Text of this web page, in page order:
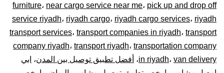
توصيل
نقل
furniture، near cargo service near me، pick up and drop off
service riyadh، riyadh cargo، riyadh cargo services، riyadh
transport services، transport companies in riyadh، transport
company riyadh، transport riyadh، transportation company
in riyadh، van delivery ، أفضل تطبيق توصيل بين المدن، ابي